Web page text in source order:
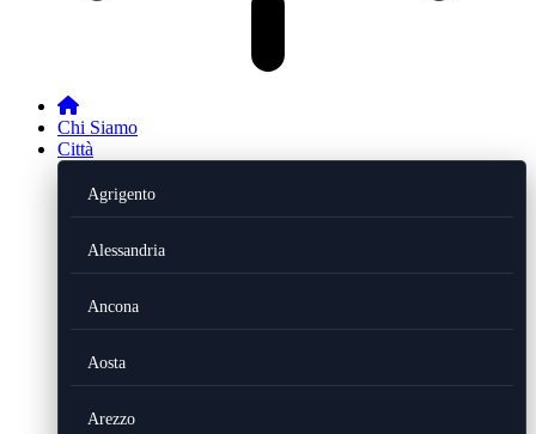
Chi Siamo
Città
Agrigento
Alessandria
Ancona
Aosta
Arezzo